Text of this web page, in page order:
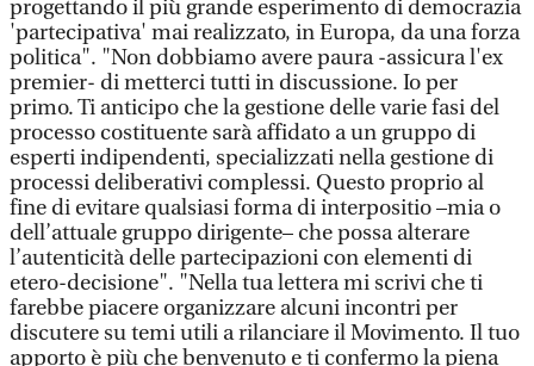
progettando il più grande esperimento di democrazia
'partecipativa' mai realizzato, in Europa, da una forza
politica". "Non dobbiamo avere paura -assicura l'ex
premier- di metterci tutti in discussione. Io per
primo. Ti anticipo che la gestione delle varie fasi del
processo costituente sarà affidato a un gruppo di
esperti indipendenti, specializzati nella gestione di
processi deliberativi complessi. Questo proprio al
fine di evitare qualsiasi forma di interpositio –mia o
dell’attuale gruppo dirigente– che possa alterare
l’autenticità delle partecipazioni con elementi di
etero-decisione". "Nella tua lettera mi scrivi che ti
farebbe piacere organizzare alcuni incontri per
discutere su temi utili a rilanciare il Movimento. Il tuo
apporto è più che benvenuto e ti confermo la piena